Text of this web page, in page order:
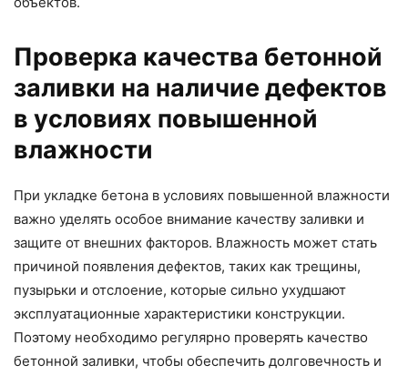
Проверка качества бетонной
заливки на наличие дефектов
в условиях повышенной
влажности
При укладке бетона в условиях повышенной влажности
важно уделять особое внимание качеству заливки и
защите от внешних факторов. Влажность может стать
причиной появления дефектов, таких как трещины,
пузырьки и отслоение, которые сильно ухудшают
эксплуатационные характеристики конструкции.
Поэтому необходимо регулярно проверять качество
бетонной заливки, чтобы обеспечить долговечность и